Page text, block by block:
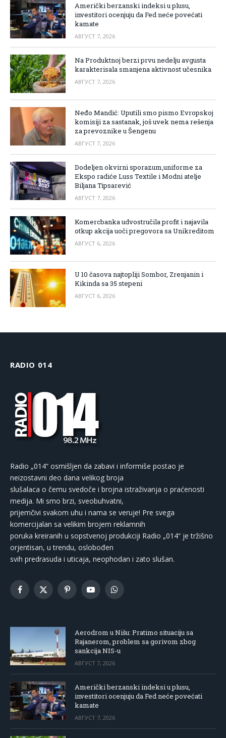
Američki berzanski indeksi u plusu,
investitori ocenjuju da Fed neće povećati
kamate
АВГУСТ 7, 2026
Na Produktnoj berzi prvu nedelju avgusta
karakterisala smanjena aktivnost učesnika
АВГУСТ 7, 2026
Neđo Mandić: Uputili smo pismo Evropskoj
komisiji za sastanak, još uvek nema rešenja
za prevoznike u Šengenu
АВГУСТ 7, 2026
Dodeljen okvirni sporazum,uniforme za
Ekspo radiće Luss Textile i Modni atelje
Biljana Tipsarević
АВГУСТ 7, 2026
Komercbanka udvostručila profit i najavila
otkup akcija uoči pregovora sa Unikreditom
АВГУСТ 6, 2026
U 10 časova najtopliji Sombor, Zrenjanin i
Kikinda sa 35 stepeni
АВГУСТ 6, 2026
RADIO 014
Radio „014“ osmišljen da zabavi i informiše postao je
neizostavni deo dana velikog broja
slušalaca o čemu svedoče i brojna istraživanja o praćenosti
medija. Mi smo brzi, sveobuhvatni,
prijemčivi svakom uhu i nama se veruje! Pre svega
komercijalan sa velikim brojem reklamnih
poruka kreiranih u sopstvenoj produkciji Radio „014“ je tržišno
orjentisan, u trendu, oslobođen
svih predrasuda i uticaja, neophodan i zato slušan.
Facebook
X
PinterestYouTubeWhatsApp
Aerodrom u Nišu: Pratimo situaciju sa
Rajanerom, problem sa gorivom zbog
sankcija NIS-u
АВГУСТ 7, 2026
Američki berzanski indeksi u plusu,
investitori ocenjuju da Fed neće povećati
kamate
АВГУСТ 7, 2026